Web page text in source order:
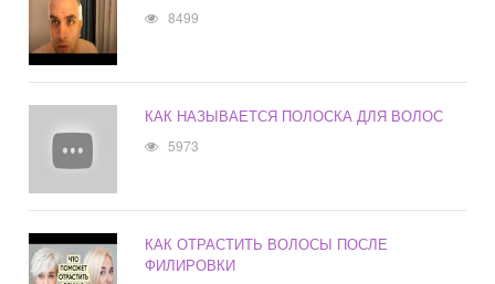
8499
КАК НАЗЫВАЕТСЯ ПОЛОСКА ДЛЯ ВОЛОС
5973
КАК ОТРАСТИТЬ ВОЛОСЫ ПОСЛЕ
ФИЛИРОВКИ